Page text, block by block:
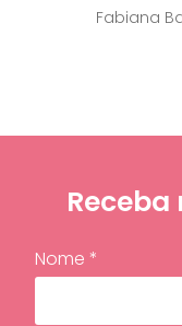
Fabiana
Receba
Nome *